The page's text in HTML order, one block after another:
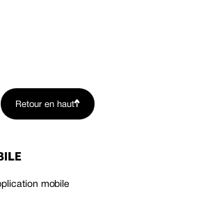
Retour en haut
mobile